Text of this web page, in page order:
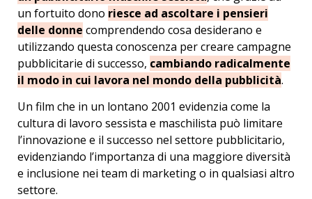
un fortuito dono riesce ad ascoltare i pensieri
delle donne comprendendo cosa desiderano e
utilizzando questa conoscenza per creare campagne
pubblicitarie di successo, cambiando radicalmente
il modo in cui lavora nel mondo della pubblicità.
Un film che in un lontano 2001 evidenzia come la
cultura di lavoro sessista e maschilista può limitare
l’innovazione e il successo nel settore pubblicitario,
evidenziando l’importanza di una maggiore diversità
e inclusione nei team di marketing o in qualsiasi altro
settore.